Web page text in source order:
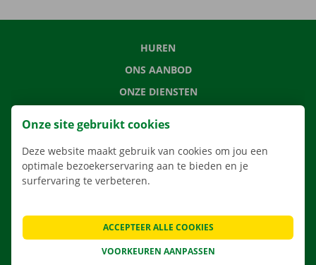
HUREN
ONS AANBOD
ONZE DIENSTEN
VERHUISOPLOSSINGEN
CONTACTEER ONS
VEELGESTELDE VRAGEN
Onze site gebruikt cookies
Deze website maakt gebruik van cookies om jou een
optimale bezoekerservaring aan te bieden en je
surfervaring te verbeteren.
VOORKEUREN AANPASSEN
ACCEPTEER ALLE COOKIES